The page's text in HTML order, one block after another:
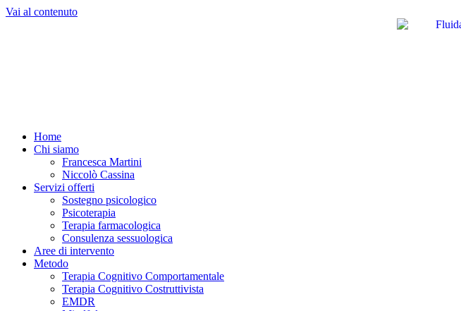
Vai al contenuto
Home
Chi siamo
Francesca Martini
Niccolò Cassina
Servizi offerti
Sostegno psicologico
Psicoterapia
Terapia farmacologica
Consulenza sessuologica
Aree di intervento
Metodo
Terapia Cognitivo Comportamentale
Terapia Cognitivo Costruttivista
EMDR